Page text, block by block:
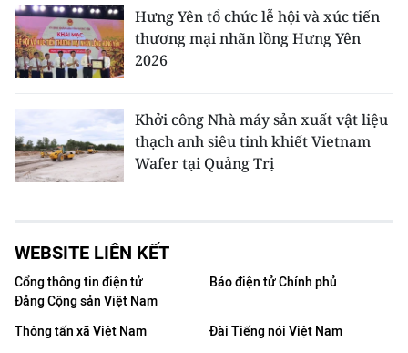
Hưng Yên tổ chức lễ hội và xúc tiến
thương mại nhãn lồng Hưng Yên
2026
Khởi công Nhà máy sản xuất vật liệu
thạch anh siêu tinh khiết Vietnam
Wafer tại Quảng Trị
WEBSITE LIÊN KẾT
Cổng thông tin điện tử
Đảng Cộng sản Việt Nam
Báo điện tử Chính phủ
Thông tấn xã Việt Nam
Đài Tiếng nói Việt Nam